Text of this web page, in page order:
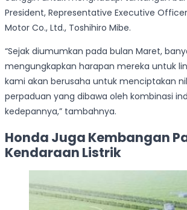
President, Representative Executive
Motor Co., Ltd., Toshihiro Mibe.
“Sejak diumumkan pada bulan Maret,
mengungkapkan harapan mereka untuk
kami akan berusaha untuk menciptakan
perpaduan yang dibawa oleh kombinasi
kedepannya,” tambahnya.
Honda Juga Kembangan
Kendaraan Listrik